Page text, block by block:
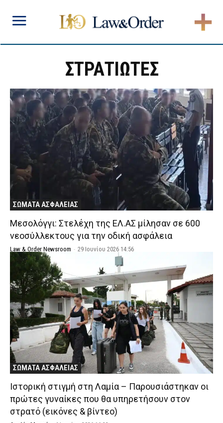
ΣΤΡΑΤΙΩΤΕΣ
ΣΩΜΑΤΑ ΑΣΦΑΛΕΙΑΣ
Μεσολόγγι: Στελέχη της ΕΛ.ΑΣ μίλησαν σε 600
νεοσύλλεκτους για την οδική ασφάλεια
Law & Order Newsroom - 29 Ιουνίου 2026 14:56
ΣΩΜΑΤΑ ΑΣΦΑΛΕΙΑΣ
Ιστορική στιγμή στη Λαμία – Παρουσιάστηκαν οι
πρώτες γυναίκες που θα υπηρετήσουν στον
στρατό (εικόνες & βίντεο)